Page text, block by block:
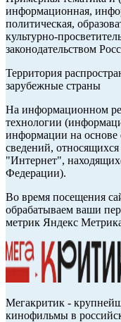
информационная,
политическая,
культурно-
законодательством
Территория
зарубежные страны
На информационном
технологии
информации на основе
сведений,
"Интернет",
Федерации).
Во время посещения
обрабатываем ваши
метрик Яндекс
Мегакритик -
кинофильмы в